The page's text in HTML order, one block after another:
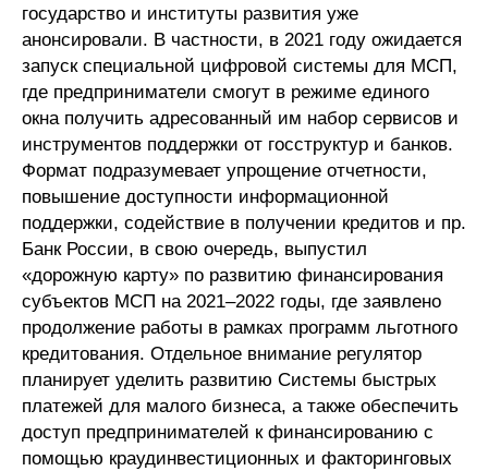
государство и институты развития уже
анонсировали. В частности, в 2021 году ожидается
запуск специальной цифровой системы для МСП,
где предприниматели смогут в режиме единого
окна получить адресованный им набор сервисов и
инструментов поддержки от госструктур и банков.
Формат подразумевает упрощение отчетности,
повышение доступности информационной
поддержки, содействие в получении кредитов и пр.
Банк России, в свою очередь, выпустил
«дорожную карту» по развитию финансирования
субъектов МСП на 2021–2022 годы, где заявлено
продолжение работы в рамках программ льготного
кредитования. Отдельное внимание регулятор
планирует уделить развитию Системы быстрых
платежей для малого бизнеса, а также обеспечить
доступ предпринимателей к финансированию с
помощью краудинвестиционных и факторинговых